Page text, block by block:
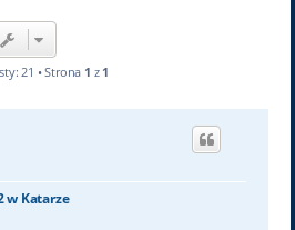
21 • Strona 1 z 1
w Katarze